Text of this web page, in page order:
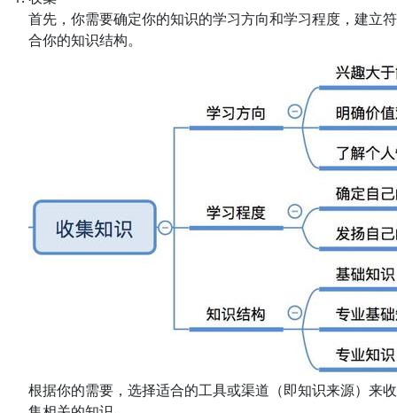
首先，你需要确定你的知识的学习方向和学习程度，建立符
合你的知识结构。
根据你的需要，选择适合的工具或渠道（即知识来源）来收